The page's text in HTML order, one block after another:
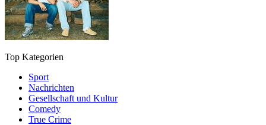
Top Kategorien
Sport
Nachrichten
Gesellschaft und Kultur
Comedy
True Crime